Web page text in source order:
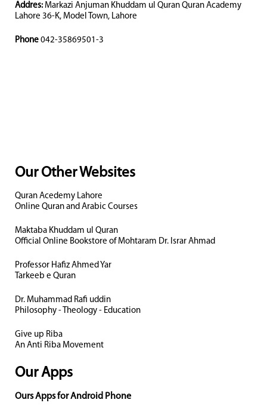
Addres: Markazi Anjuman Khuddam ul Quran Quran Academy
Lahore 36-K, Model Town, Lahore
Phone 042-35869501-3
Our Other Websites
Quran Acedemy Lahore
Online Quran and Arabic Courses
Maktaba Khuddam ul Quran
Official Online Bookstore of Mohtaram Dr. Israr Ahmad
Professor Hafiz Ahmed Yar
Tarkeeb e Quran
Dr. Muhammad Rafi uddin
Philosophy - Theology - Education
Give up Riba
An Anti Riba Movement
Our Apps
Ours Apps for Android Phone